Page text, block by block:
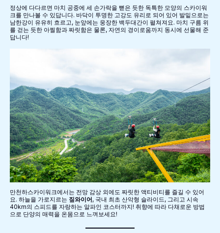
정상에 다다르면 마치 공중에 세 손가락을 뻗은 듯한 독특한 모양의 스카이워
크를 만나볼 수 있답니다. 바닥이 투명한 고강도 유리로 되어 있어 발밑으로는
남한강이 유유히 흐르고, 눈앞에는 웅장한 백두대간이 펼쳐져요. 마치 구름 위
를 걷는 듯한 아찔함과 짜릿함은 물론, 자연의 경이로움까지 동시에 선물해 준
답니다!
만천하스카이워크에서는 전망 감상 외에도 짜릿한 액티비티를 즐길 수 있어
요. 하늘을 가로지르는 짚와이어, 국내 최초 산악형 슬라이드, 그리고 시속
40km의 스피드를 자랑하는 알파인 코스터까지! 취향에 따라 다채로운 방법
으로 단양의 매력을 온몸으로 느껴보세요!